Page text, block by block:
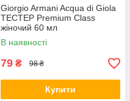
Giorgio Armani Acqua di Giola
ТЕСТЕР Premium Class
жіночий 60 мл
В наявності
79 ₴ 98 ₴
Купити